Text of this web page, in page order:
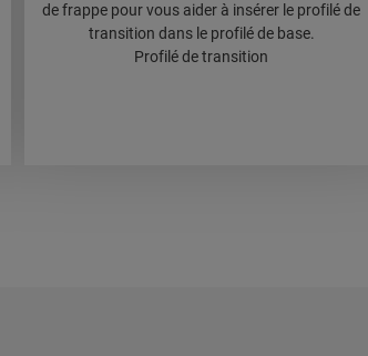
de frappe pour vous aider à insérer le profilé de
transition dans le profilé de base.
Profilé de transition